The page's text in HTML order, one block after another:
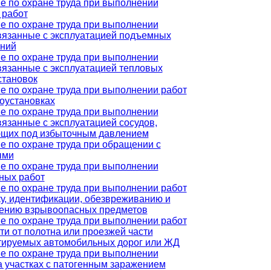
по охране труда при выполнении
по охране труда при выполнении
с эксплуатацией подъемных
по охране труда при выполнении
с эксплуатацией тепловых
по охране труда при выполнении работ
по охране труда при выполнении
с эксплуатацией сосудов,
под избыточным давлением
по охране труда при обращении с
по охране труда при выполнении
работ
по охране труда при выполнении работ
идентификации, обезвреживанию и
взрывоопасных предметов
по охране труда при выполнении работ
от полотна или проезжей части
автомобильных дорог или ЖД
по охране труда при выполнении
участках с патогенным заражением